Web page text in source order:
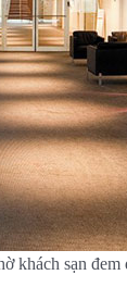
khách sạn